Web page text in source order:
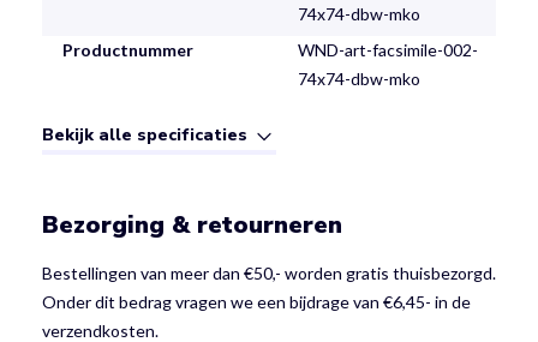
74x74-dbw-mko
Productnummer
WND-art-facsimile-002-
74x74-dbw-mko
Bekijk alle specificaties
Bezorging & retourneren
Bestellingen van meer dan €50,- worden gratis thuisbezorgd.
Onder dit bedrag vragen we een bijdrage van €6,45- in de
verzendkosten.